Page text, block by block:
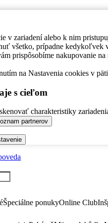
v zariadení alebo k nim
všetko, prípadne kedykoľvek
prispôsobíme nakupovanie na
na Nastavenia cookies v
s cieľom
charakteristiky
partnerov
Špeciálne ponukyOnline Club